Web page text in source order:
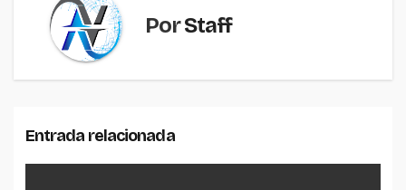
PorStaff
Entrada relacionada